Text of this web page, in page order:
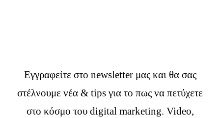
Εγγραφείτε στο newsletter μας και θα σας
στέλνουμε νέα & tips για το πως να πετύχετε
στο κόσμο του digital marketing. Video,